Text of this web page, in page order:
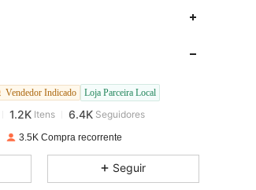
Vendedor Indicado Loja Parceira Local
1.2K Itens 6.4K Seguidores
1 dia atrás
1.2K 6.4K
3.5K Compra recorrente
Seguir